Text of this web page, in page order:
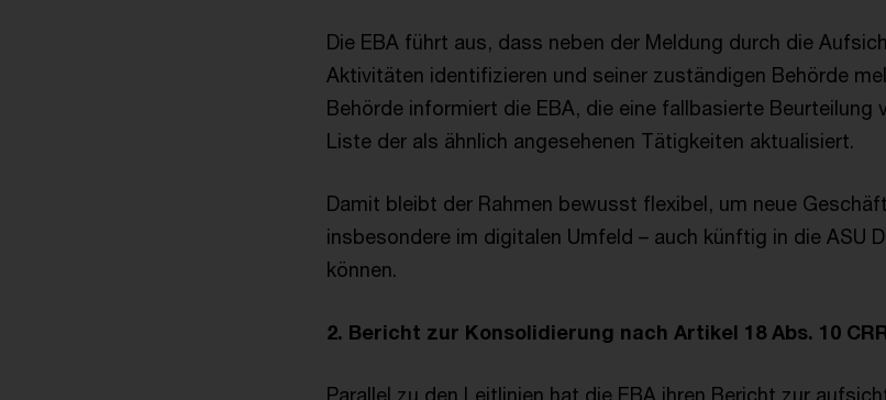
Die EBA führt aus, dass neben der Meldung durch die
Aktivitäten identifizieren und seiner zuständigen Behörde
Behörde informiert die EBA, die eine fallbasierte Beurteilung
Liste der als ähnlich angesehenen Tätigkeiten aktualisiert.
Damit bleibt der Rahmen bewusst flexibel, um neue
insbesondere im digitalen Umfeld – auch künftig in die ASU
können.
2. Bericht zur Konsolidierung nach Artikel 18 Abs. 10 CRR
Parallel zu den Leitlinien hat die EBA ihren Bericht zur